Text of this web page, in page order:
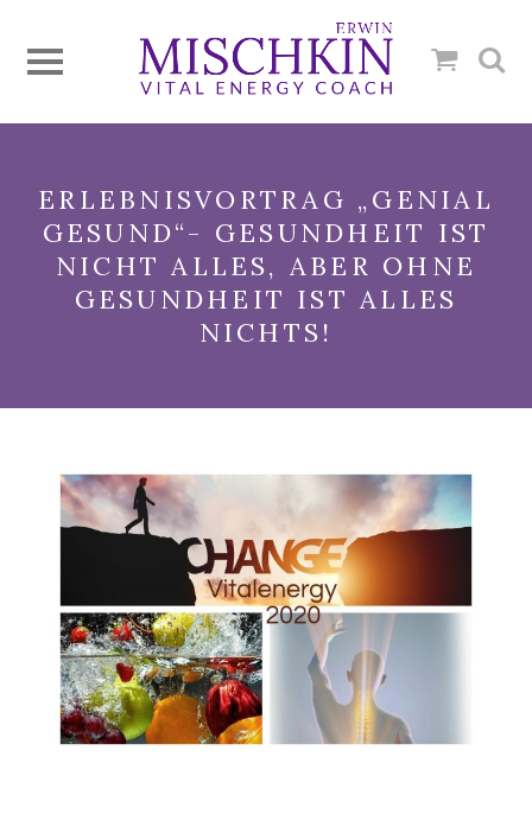
ERLEBNISVORTRAG „GENIAL
GESUND“- GESUNDHEIT IST
NICHT ALLES, ABER OHNE
GESUNDHEIT IST ALLES
NICHTS!